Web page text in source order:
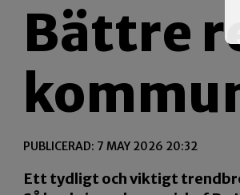
Bättre
PUBLICERAD: 7 MAY 2026 20:32
Ett tydligt och viktigt